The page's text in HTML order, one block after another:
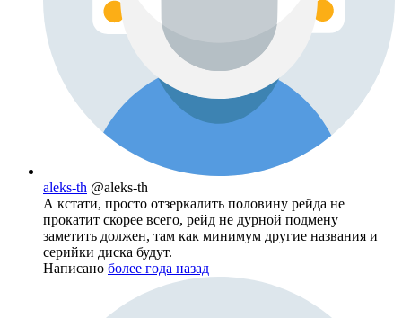
aleks-th @aleks-th
А кстати, просто отзеркалить половину рейда не
прокатит скорее всего, рейд не дурной подмену
заметить должен, там как минимум другие названия и
серийки диска будут.
Написано более года назад